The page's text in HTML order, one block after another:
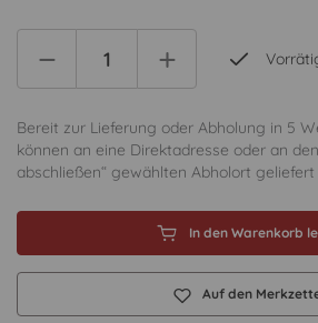
Bereit zur Lieferung oder Abholung in 5
können an eine Direktadresse oder an
abschließen“ gewählten Abholort
In den Warenkorb
Auf den